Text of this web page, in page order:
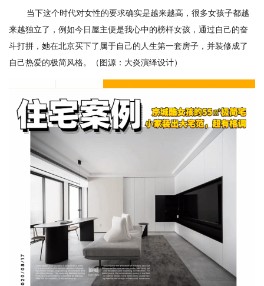
当下这个时代对女性的要求确实是越来越高，很多女孩子都越
来越独立了，例如今日屋主便是我心中的榜样女孩，通过自己的奋
斗打拼，她在北京买下了属于自己的人生第一套房子，并装修成了
自己热爱的极简风格。（图源：大炎演绎设计）